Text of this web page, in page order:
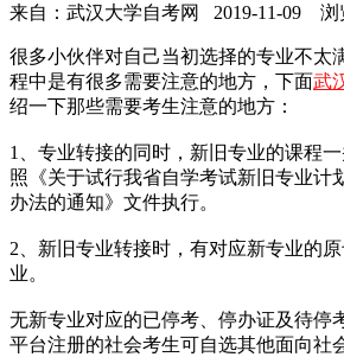
来自：武汉大学自考网 2019-11-09 浏
很多小伙伴对自己当初选择的专业不太
程中是有很多需要注意的地方，下面武
绍一下那些需要考生注意的地方：
1、专业转接的同时，新旧专业的课程
照《关于试行我省自学考试新旧专业计
办法的通知》文件执行。
2、新旧专业转接时，有对应新专业的
业。
无新专业对应的已停考、停办证及待停
平台注册的社会考生可自选其他面向社